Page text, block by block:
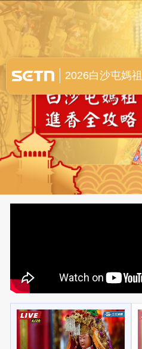
白沙屯媽祖進香
2026白沙屯媽